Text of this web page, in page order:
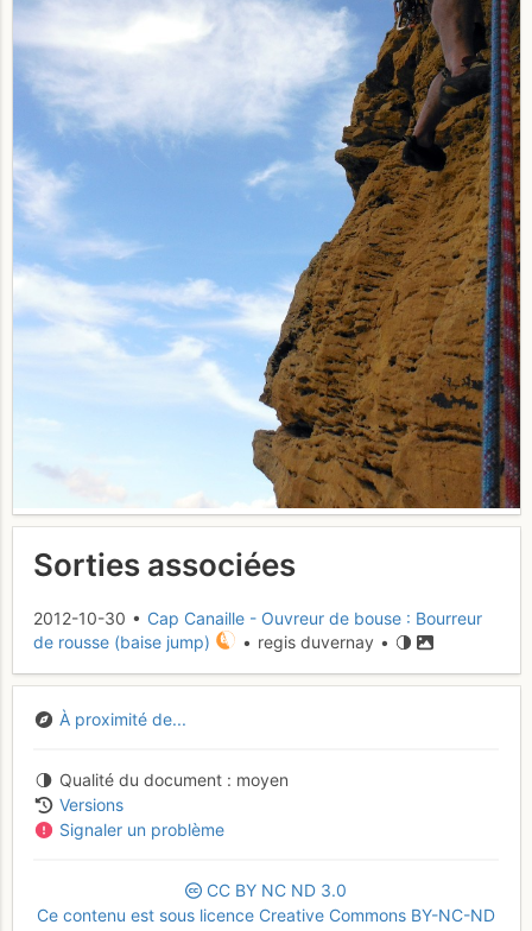
Sorties associées
2012-10-30 • Cap Canaille - Ouvreur de bouse : Bourreur
de rousse (baise jump)
• regis duvernay •
À proximité de...
Qualité du document
moyen
Versions
Signaler un problème
CC BY NC ND 3.0
Ce contenu est sous licence Creative Commons BY-NC-ND